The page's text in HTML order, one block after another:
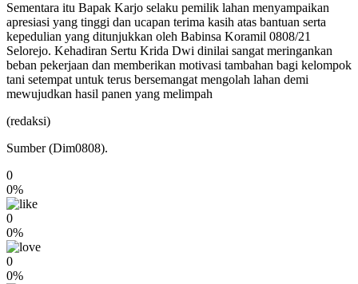
Sementara itu Bapak Karjo selaku pemilik lahan menyampaikan
apresiasi yang tinggi dan ucapan terima kasih atas bantuan serta
kepedulian yang ditunjukkan oleh Babinsa Koramil 0808/21
Selorejo. Kehadiran Sertu Krida Dwi dinilai sangat meringankan
beban pekerjaan dan memberikan motivasi tambahan bagi kelompok
tani setempat untuk terus bersemangat mengolah lahan demi
mewujudkan hasil panen yang melimpah
(redaksi)
Sumber (Dim0808).
0
0%
0
0%
0
0%